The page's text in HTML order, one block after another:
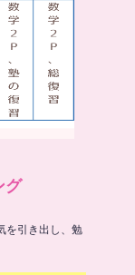
グ
を引き出し、勉